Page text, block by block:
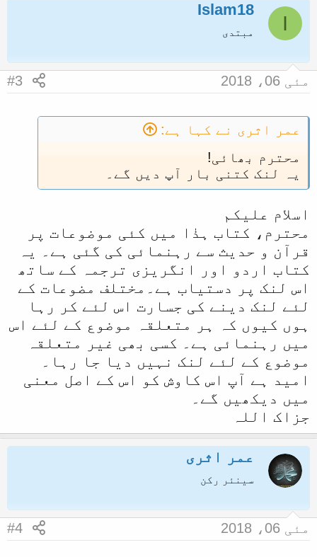
ل
اI
Islam18
مبتدی
مئی 06، 2018 #3
عمر اثری نے کہا ہے:
محترم بھائی!
یہ لنک کتنی بار آپ دیں گے۔
اسلام علیکم
محترم، کتاب ہذٰا میں کئی موضوعات پر
قرآن و حدیث سے رہنمائی کی گئی ہے۔ یہ
کتاب اردو اور انگریزی ترجمہ کے ساتھ
اس لنک پر دستیاب ہے۔مختلف مضوعات کے
لئے لنک دینے کی جسارت اس لئے کر رہا
ہوں کیوں کہ ہر متعلقہ موضوع کے لئے اس
میں رہنمائی ہے۔ کسی بھی غیر متعلقہ
موضوع کے لئے لنک نہیں دیا جا رہا۔
امید ہے آپ اس کاوش کو اس کے اصل معنی
میں دیکھیں گے۔
جزاک اللہ
عمر اثری
سینئر رکن
مئی 06، 2018 #4